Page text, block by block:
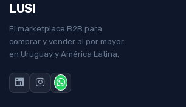
LUSI
El marketplace B2B para
comprar y vender al por mayor
en Uruguay y América Latina.